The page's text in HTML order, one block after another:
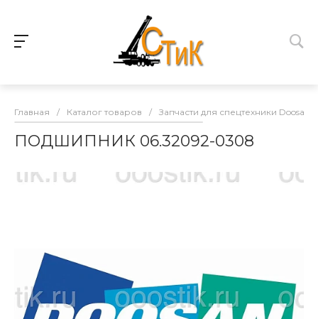
Главная / Каталог товаров / Запчасти для спецтехники Doosan
ПОДШИПНИК 06.32092-0308